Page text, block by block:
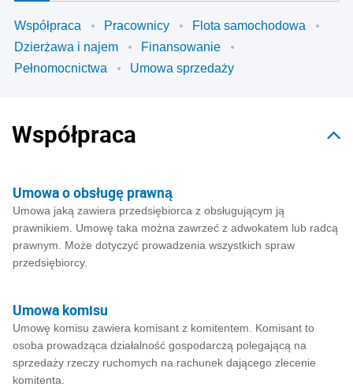
Współpraca Pracownicy
Flota samochodowa
Dzierżawa i najem
Finansowanie
Pełnomocnictwa
Umowa sprzedaży
Współpraca
Umowa o obsługę prawną
Umowa jaką zawiera przedsiębiorca z obsługującym ją
prawnikiem. Umowę taka można zawrzeć z adwokatem lub radcą
prawnym. Może dotyczyć prowadzenia wszystkich spraw
przedsiębiorcy.
Umowa komisu
Umowę komisu zawiera komisant z komitentem. Komisant to
osoba prowadząca działalność gospodarczą polegającą na
sprzedaży rzeczy ruchomych na rachunek dającego zlecenie
komitenta.